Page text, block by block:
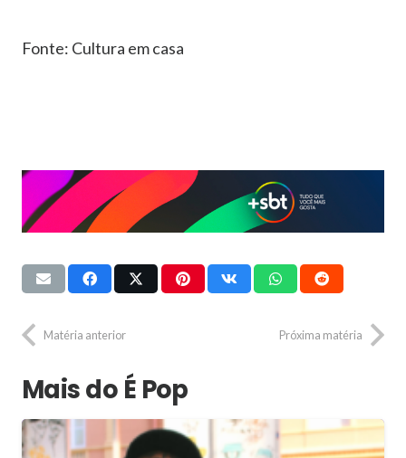
Fonte: Cultura em casa
Matéria anterior Próxima matéria
Mais do É Pop